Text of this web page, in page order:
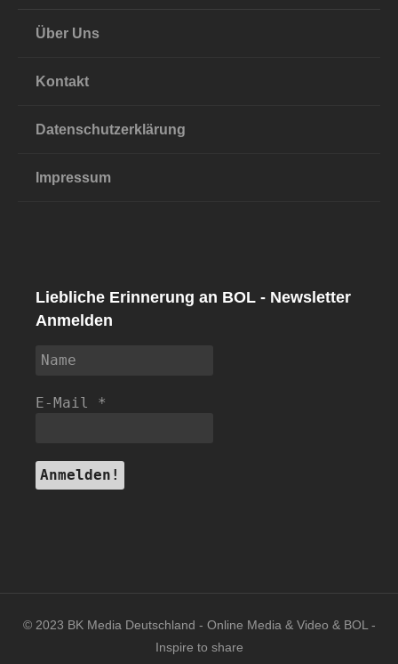
Über Uns
Kontakt
Datenschutzerklärung
Impressum
Liebliche Erinnerung an BOL - Newsletter
Anmelden
E-Mail *
© 2023 BK Media Deutschland - Online Media & Video & BOL -
Inspire to share